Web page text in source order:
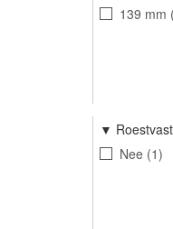
139 mm
Nee 1